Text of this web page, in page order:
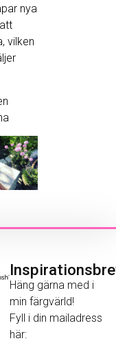
nya
vilken
Häng gärna med i
min färgvärld!
Fyll i din mailadress
här: